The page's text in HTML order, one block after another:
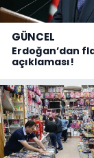
GÜNCEL
Erdoğan’dan
açıklaması!